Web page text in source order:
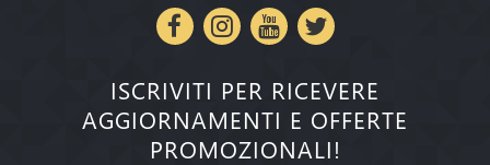
ISCRIVITI PER RICEVERE
AGGIORNAMENTI E OFFERTE
PROMOZIONALI!